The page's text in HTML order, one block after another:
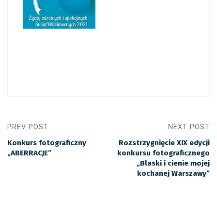
PREV POST
Konkurs fotograficzny
„ABERRACJE”
NEXT POST
Rozstrzygnięcie XIX edycji
konkursu fotograficznego
„Blaski i cienie mojej
kochanej Warszawy”